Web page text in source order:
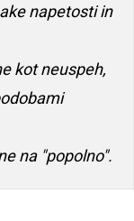
napetosti in
kot neuspeh,
na "popolno".